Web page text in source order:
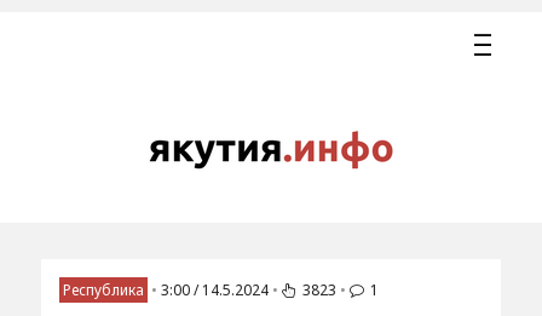
Республика • 3:00 / 14.5.2024 • 3823 • 1